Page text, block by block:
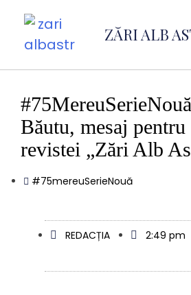
ZĂRI ALB
Băutu, mesaj pentru
revistei „Zări Alb
#75mereuSerieNouă
REDACȚIA 2:49 pm